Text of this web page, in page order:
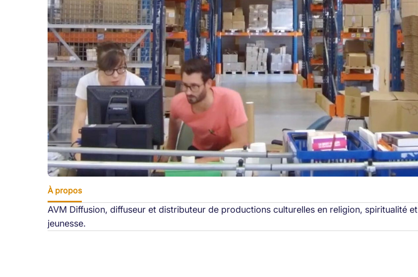
À propos
AVM Diffusion, diffuseur et distributeur de productions culturelles en religion, spiritualité et
jeunesse.